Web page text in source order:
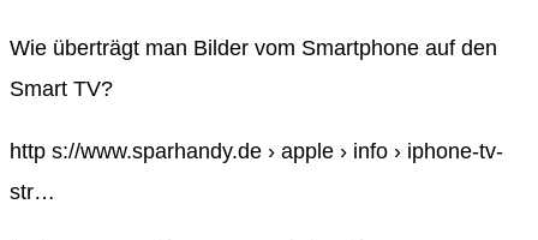
Wie überträgt man Bilder vom Smartphone auf den
Smart TV?
http s://www.sparhandy.de › apple › info › iphone-tv-
str…